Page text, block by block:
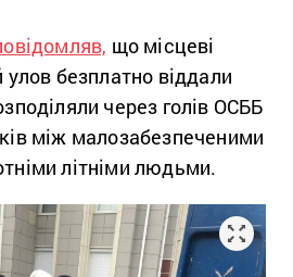
що місцеві
улов безплатно віддали
через голів ОСББ
між малозабезпеченими
літніми людьми.